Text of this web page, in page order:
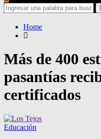
Search
for:
Home
Más de 400
pasantías
certificados
Educación